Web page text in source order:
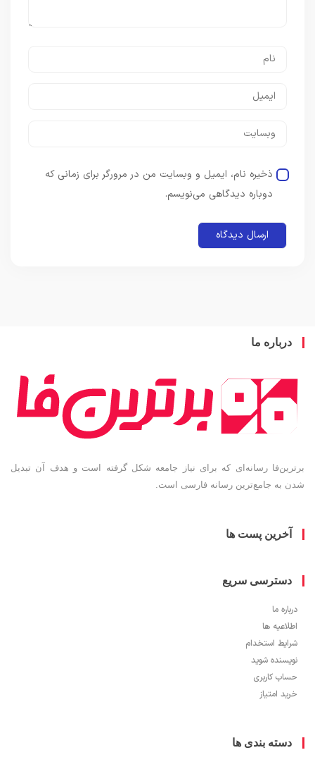
ذخیره نام، ایمیل و وبسایت من در مرورگر برای زمانی که
دوباره دیدگاهی می‌نویسم.
ما
رسانه‌ای که برای نیاز جامعه شکل گرفته است و هدف آن تبدیل
جامع‌ترین رسانه فارسی است.
پست ها
سریع
ها
استخدام
شوید
کاربری
امتیاز
بندی ها